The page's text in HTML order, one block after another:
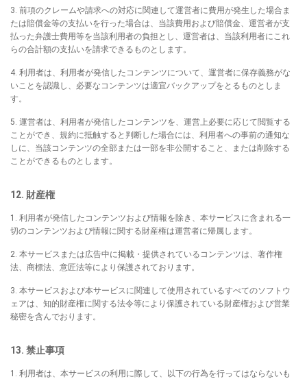
3. 前項のクレームや請求への対応に関連して運営者に費用が発生した場合ま
たは賠償金等の支払いを行った場合は、当該費用および賠償金、運営者が支
払った弁護士費用等を当該利用者の負担とし、運営者は、当該利用者にこれ
らの合計額の支払いを請求できるものとします。
4. 利用者は、利用者が発信したコンテンツについて、運営者に保存義務がな
いことを認識し、必要なコンテンツは適宜バックアップをとるものとしま
す。
5. 運営者は、利用者が発信したコンテンツを、運営上必要に応じて閲覧する
ことができ、規約に抵触すると判断した場合には、利用者への事前の通知な
しに、当該コンテンツの全部または一部を非公開すること、または削除する
ことができるものとします。
12. 財産権
1. 利用者が発信したコンテンツおよび情報を除き、本サービスに含まれる一
切のコンテンツおよび情報に関する財産権は運営者に帰属します。
2. 本サービスまたは広告中に掲載・提供されているコンテンツは、著作権
法、商標法、意匠法等により保護されております。
3. 本サービスおよび本サービスに関連して使用されているすべてのソフトウ
ェアは、知的財産権に関する法令等により保護されている財産権および営業
秘密を含んでおります。
13. 禁止事項
1. 利用者は、本サービスの利用に際して、以下の行為を行ってはならないも